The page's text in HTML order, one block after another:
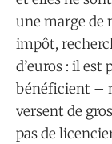
une marge de
impôt,
d’euros : il est
bénéficient –
versent de
pas de